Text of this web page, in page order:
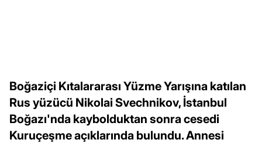
Boğaziçi Kıtalararası Yüzme Yarışına katılan
Rus yüzücü Nikolai Svechnikov, İstanbul
Boğazı'nda kaybolduktan sonra cesedi
Kuruçeşme açıklarında bulundu. Annesi